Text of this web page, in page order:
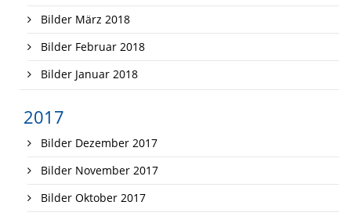
Bilder März 2018
Bilder Februar 2018
Bilder Januar 2018
2017
Bilder Dezember 2017
Bilder November 2017
Bilder Oktober 2017